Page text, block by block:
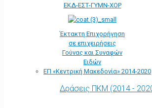
ΕΚΔ-ΕΣΤ-ΓΥΜΝ-ΧΟΡ
Έκτακτη Επιχορήγηση
σε επιχειρήσεις
Γούνας και Συναφών
Ειδών
ΕΠ «Kεντρική Μακεδονία» 2014-2020
Δράσεις ΠΚΜ (2014 -